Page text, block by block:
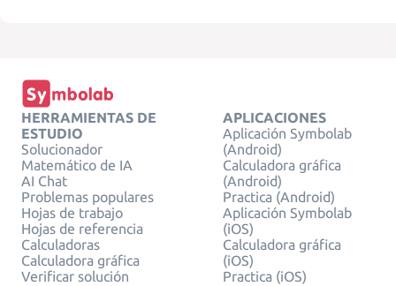
HERRAMIENTAS DE
ESTUDIO
Solucionador
Matemático de IA
AI Chat
Problemas populares
Hojas de trabajo
Hojas de referencia
Calculadoras
Calculadora gráfica
Verificar solución
APLICACIONES
Aplicación Symbolab
(Android)
Calculadora gráfica
(Android)
Practica (Android)
Aplicación Symbolab
(iOS)
Calculadora gráfica
(iOS)
Practica (iOS)